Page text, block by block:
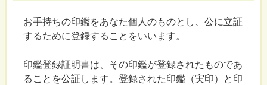
お手持ちの印鑑をあなた個人のものとし、公に立証
するために登録することをいいます。
印鑑登録証明書は、その印鑑が登録されたものであ
ることを公証します。登録された印鑑（実印）と印